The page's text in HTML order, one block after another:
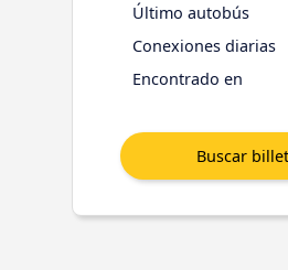
Último autobús
Conexiones diarias
Encontrado en